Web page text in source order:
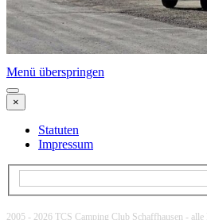
Menü überspringen
×
Statuten
Impressum
2005 - 2026 TCS Camping Club Schaffhausen - alle